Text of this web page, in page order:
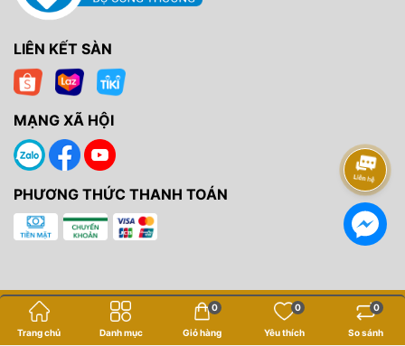
LIÊN KẾT SÀN
MẠNG XÃ HỘI
PHƯƠNG THỨC THANH TOÁN
Bản quyền thuộc vềYến Tâm Camera
Cung cấp bởi
Sapo
Trang chủ Danh mục Giỏ hàng
0
Yêu thích
0
So sánh
0